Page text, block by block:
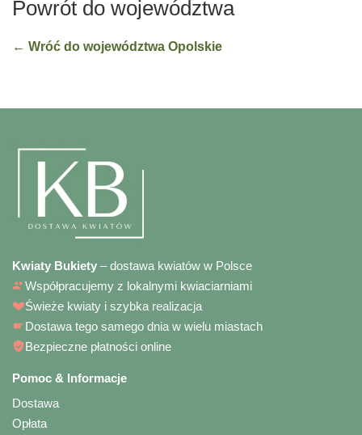
Powrót do województwa
← Wróć do województwa Opolskie
Kwiaty Bukiety – dostawa kwiatów w Polsce
Współpracujemy z lokalnymi kwiaciarniami
Świeże kwiaty i szybka realizacja
Dostawa tego samego dnia w wielu miastach
Bezpieczne płatności online
Pomoc & Informacje
Dostawa
Opłata